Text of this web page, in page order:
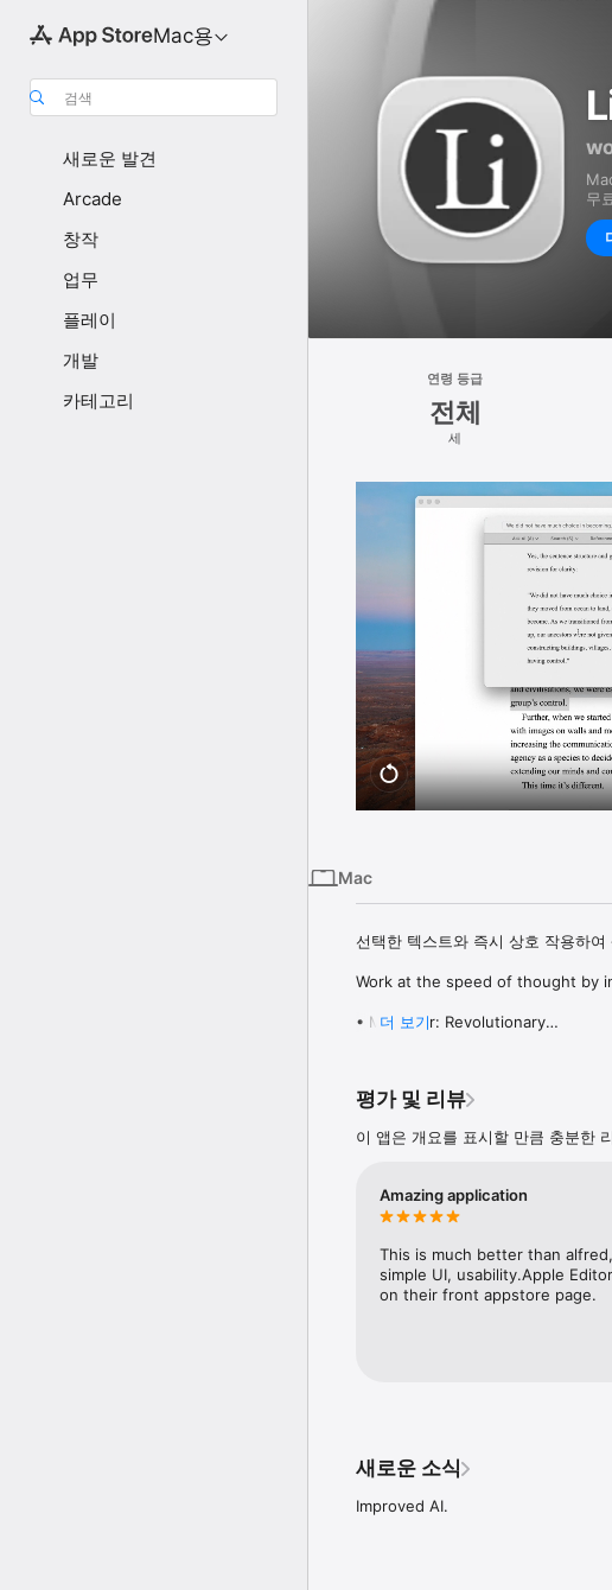
Mac용
검색
새로운 발견
Arcade
창작
업무
플레이
개발
카테고리
무
연령 등급
전체
세
Mac
선택한 텍스트와 즉시 상호 작용하
Work at the speed of thought by
• MacUser: Revolutionary
• Stephen Fry: Get used to it &
Note: Click on the ‘gears’ icon
1) Open System Settings
2) Click onKeyboard Shortcuts…
3) In the column on the left:
- Click first on Spotlight then
- Click then on Services and
더 보기
평가 및 리뷰
이 앱은 개요를 표시할 만큼 충분한
Amazing application
This is much better than
simple UI, usability.Apple
on their front appstore page.
새로운 소식
Improved AI.